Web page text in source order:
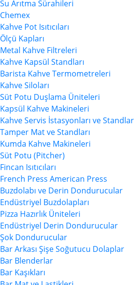
Su Arıtma Sürahileri
Chemex
Kahve Pot Isıtıcıları
Ölçü Kapları
Metal Kahve Filtreleri
Kahve Kapsül Standları
Barista Kahve Termometreleri
Kahve Siloları
Süt Potu Duşlama Üniteleri
Kapsül Kahve Makineleri
Kahve Servis İstasyonları ve Standlar
Tamper Mat ve Standları
Kumda Kahve Makineleri
Süt Potu (Pitcher)
Fincan Isıtıcıları
French Press American Press
Buzdolabı ve Derin Dondurucular
Endüstriyel Buzdolapları
Pizza Hazırlık Üniteleri
Endüstriyel Derin Dondurucular
Şok Dondurucular
Bar Arkası Şişe Soğutucu Dolaplar
Bar Blenderlar
Bar Kaşıkları